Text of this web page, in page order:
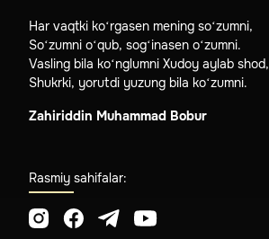
Har vaqtki ko‘rgasen mening so‘zumni,
So‘zumni o‘qub, sog‘inasen o‘zumni.
Vasling bila ko‘nglumni Xudoy aylab shod,
Shukrki, yorutdi yuzung bila ko‘zumni.
Zahiriddin Muhammad Bobur
Rasmiy sahifalar: